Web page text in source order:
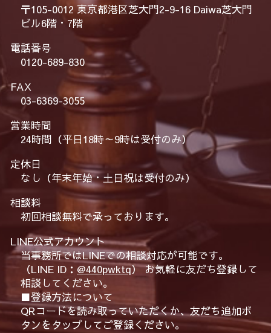
〒105-0012 東京都港区芝大門2-9-16 Daiwa芝大門
ビル6階・7階
電話番号
0120-689-830
FAX
03-6369-3055
営業時間
24時間（平日18時～9時は受付のみ）
定休日
なし（年末年始・土日祝は受付のみ）
相談料
初回相談無料で承っております。
LINE公式アカウント
当事務所ではLINEでの相談対応が可能です。
（LINE ID： @440pwktq） お気軽に友だち登録して
相談してください。
■登録方法について
QRコードを読み取っていただくか、友だち追加ボ
タンをタップしてご登録ください。